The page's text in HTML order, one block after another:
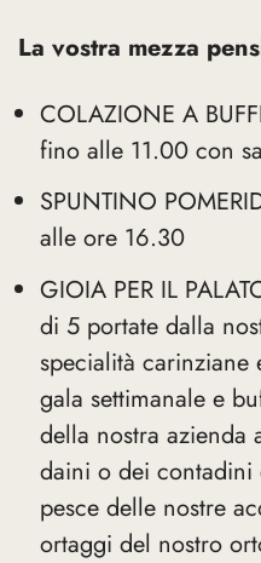
La vostra mezza
COLAZIONE A
fino alle 11.00 con
SPUNTINO
alle ore 16.30
GIOIA PER IL
di 5 portate dalla
specialità
gala settimanale e
della nostra azienda
daini o dei contadini
pesce delle nostre
ortaggi del nostro